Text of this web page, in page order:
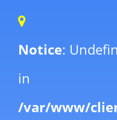
Notice:
in
/var/www/